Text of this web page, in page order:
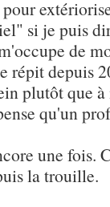
si je puis
de
répit depuis
plutôt que
qu'un
une fois.
la trouille.